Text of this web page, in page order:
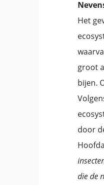
Het
groot
bijen.
door
die de